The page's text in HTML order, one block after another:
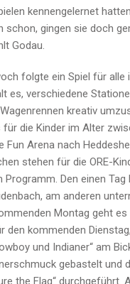
kennengelernet
schon, gingen sie doch
Godau.
folgte ein Spiel für alle
es, verschiedene
kreativ
für die Kinder im Alter
Fun Arena nach
stehen für die ORE-
Den einen Tag
am anderen
Montag geht
den kommenden
und Indianer“ am
gebastelt und
the Flag“ durchgeführt.